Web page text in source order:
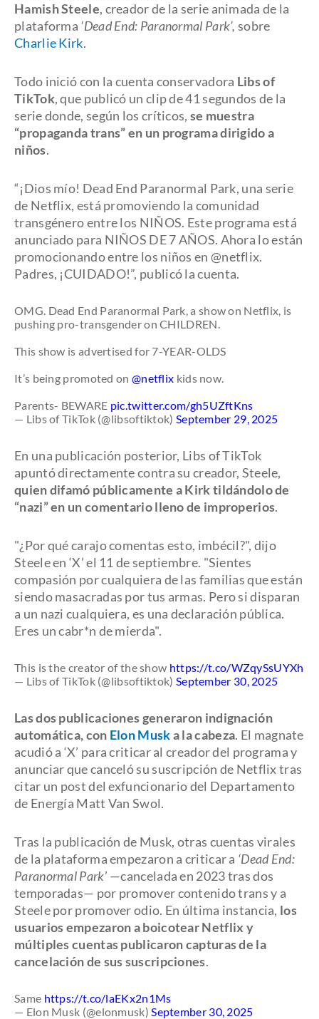
Hamish Steele, creador de la serie animada de la
plataforma ‘Dead End: Paranormal Park’,sobre
Charlie Kirk.
Todo inició con la cuenta conservadora Libs of
TikTok, que publicó un clip de 41 segundos de la
serie donde, según los críticos, se muestra
“propaganda trans” en un programa dirigido a
niños.
“¡Dios mío! Dead End Paranormal Park, una serie
de Netflix, está promoviendo la comunidad
transgénero entre los NIÑOS. Este programa está
anunciado para NIÑOS DE 7 AÑOS. Ahora lo están
promocionando entre los niños en @netflix.
Padres, ¡CUIDADO!”, publicó la cuenta.
OMG. Dead End Paranormal Park, a show on Netflix, is
pushing pro-transgender on CHILDREN.
This show is advertised for 7-YEAR-OLDS
It’s being promoted on @netflix kids now.
Parents- BEWARE pic.twitter.com/gh5UZftKns
— Libs of TikTok (@libsoftiktok) September 29, 2025
En una publicación posterior, Libs of TikTok
apuntó directamente contra su creador, Steele,
quien difamó públicamente a Kirk tildándolo de
“nazi” en un comentario lleno de improperios.
"¿Por qué carajo comentas esto, imbécil?", dijo
Steele en ‘X’ el 11 de septiembre. "Sientes
compasión por cualquiera de las familias que están
siendo masacradas por tus armas. Pero si disparan
a un nazi cualquiera, es una declaración pública.
Eres un cabr*n de mierda".
This is the creator of the show https://t.co/WZqySsUYXh
— Libs of TikTok (@libsoftiktok) September 30, 2025
Las dos publicaciones generaron indignación
automática, con Elon Muska la cabeza. El magnate
acudió a ‘X’ para criticar al creador del programa y
anunciar que canceló su suscripción de Netflix tras
citar un post del exfuncionario del Departamento
de Energía Matt Van Swol.
Tras la publicación de Musk, otras cuentas virales
de la plataforma empezaron a criticar a ‘Dead End:
Paranormal Park’ —cancelada en 2023 tras dos
temporadas— por promover contenido trans y a
Steele por promover odio. En última instancia, los
usuarios empezaron a boicotear Netflix y
múltiples cuentas publicaron capturas de la
cancelación de sus suscripciones.
Same https://t.co/laEKx2n1Ms
— Elon Musk (@elonmusk)September 30, 2025